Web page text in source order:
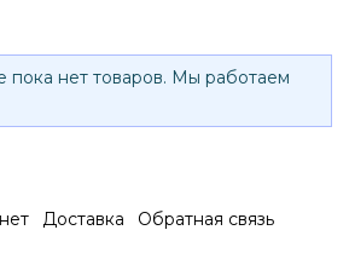
пока нет товаров. Мы работаем
Доставка Обратная связь